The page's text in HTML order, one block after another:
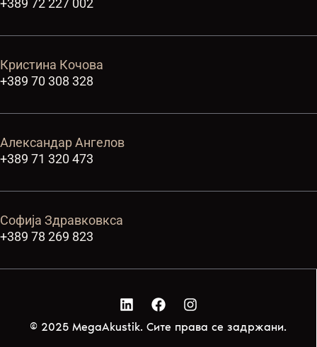
+389 72 227 002
Кристина Кочова
+389 70 308 328
Александар Ангелов
+389 71 320 473
Софија Здравковкса
+389 78 269 823
© 2025 MegaAkustik. Сите права се задржани.